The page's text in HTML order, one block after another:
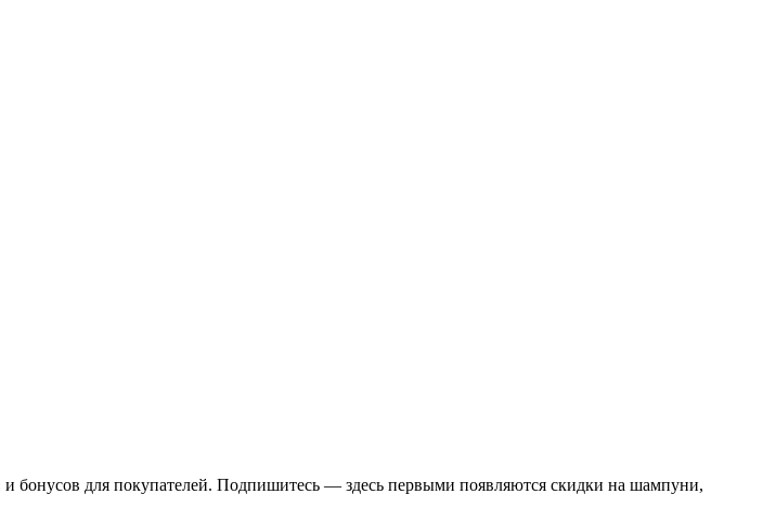
бонусов для покупателей. Подпишитесь — здесь первыми появляются скидки на шампуни,